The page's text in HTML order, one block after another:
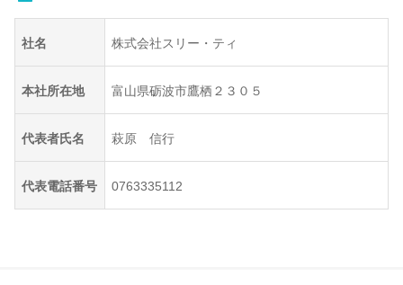
社名 株式会社スリー・ティ
本社所在地 富山県砺波市鷹栖２３０５
代表者氏名 萩原 信行
代表電話番号 0763335112